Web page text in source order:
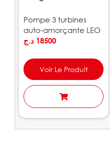
Pompe 3 turbines
auto-amorçante LEO
| ACSm100S
18500 د.ج
Voir Le Produit